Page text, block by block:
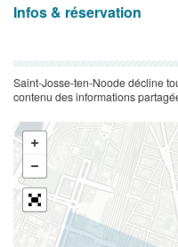
Infos & réservation
Saint-Josse-ten-Noode décline
contenu des informations